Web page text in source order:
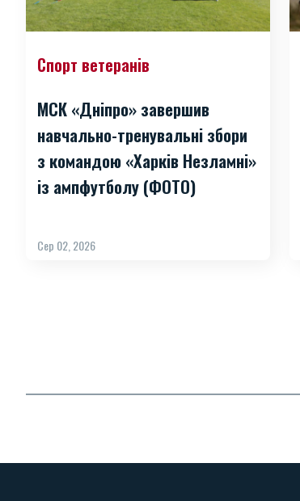
Спорт ветеранів
МСК «Дніпро» завершив
навчально-тренувальні збори
з командою «Харків Незламні»
із ампфутболу (ФОТО)
Сер 02, 2026